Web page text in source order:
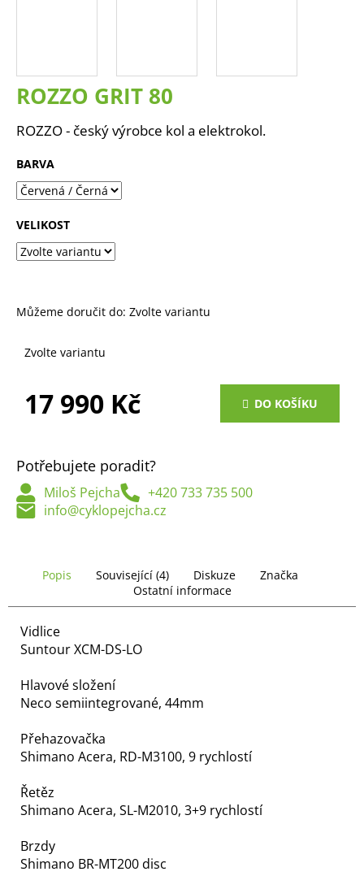
ROZZO GRIT 80
ROZZO - český výrobce kol a elektrokol.
BARVA
VELIKOST
Můžeme doručit do: Zvolte variantu
Zvolte variantu
17 990 Kč DO KOŠÍKU
Potřebujete poradit?
Miloš Pejcha
+420 733 735 500
info@cyklopejcha.cz
Popis Související (4) Diskuze
Značka
Ostatní informace
Vidlice
Suntour XCM-DS-LO
Hlavové složení
Neco semiintegrované, 44mm
Přehazovačka
Shimano Acera, RD-M3100, 9 rychlostí
Řetěz
Shimano Acera, SL-M2010, 3+9 rychlostí
Brzdy
Shimano BR-MT200 disc
t
?
HLEDAT
D
o
u
e